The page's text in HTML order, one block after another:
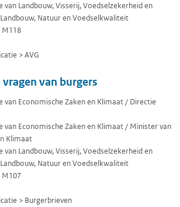
Landbouw, Visserij, Voedselzekerheid en
Natuur en Voedselkwaliteit
> AVG
van burgers
van Economische Zaken en Klimaat / Directie
van Economische Zaken en Klimaat / Minister van
Klimaat
Landbouw, Visserij, Voedselzekerheid en
Natuur en Voedselkwaliteit
> Burgerbrieven